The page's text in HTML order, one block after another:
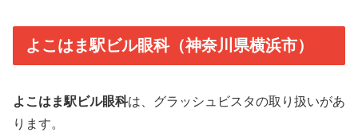
よこはま駅ビル眼科（神奈川県横浜市）
よこはま駅ビル眼科は、グラッシュビスタの取り扱いがあ
ります。